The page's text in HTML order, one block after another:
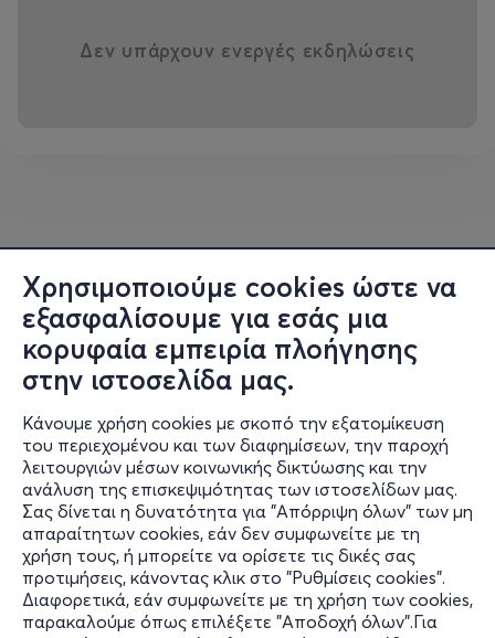
Χρησιμοποιούμε cookies ώστε να
εξασφαλίσουμε για εσάς μια
κορυφαία εμπειρία πλοήγησης
στην ιστοσελίδα μας.
Κάνουμε χρήση cookies με σκοπό την εξατομίκευση
του περιεχομένου και των διαφημίσεων, την παροχή
λειτουργιών μέσων κοινωνικής δικτύωσης και την
ανάλυση της επισκεψιμότητας των ιστοσελίδων μας.
Σας δίνεται η δυνατότητα για "Απόρριψη όλων" των μη
απαραίτητων cookies, εάν δεν συμφωνείτε με τη
χρήση τους, ή μπορείτε να ορίσετε τις δικές σας
προτιμήσεις, κάνοντας κλικ στο "Ρυθμίσεις cookies".
Διαφορετικά, εάν συμφωνείτε με τη χρήση των cookies,
παρακαλούμε όπως επιλέξετε "Αποδοχή όλων".Για
Δεν υπάρχουν ενεργές εκδηλώσεις
Πληροφορίες
Υποστήριξη
Stay Connected